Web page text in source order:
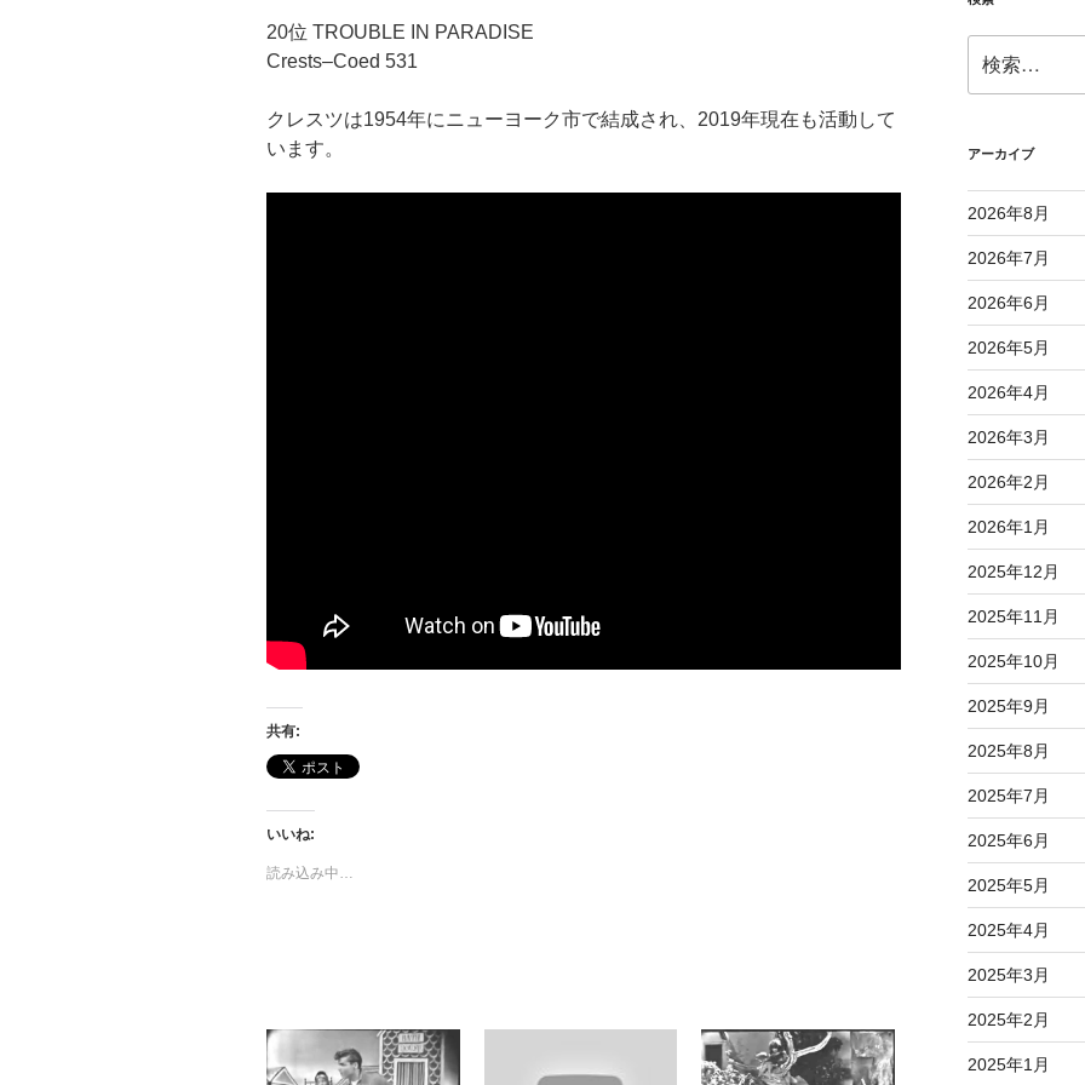
20位 TROUBLE IN PARADISE
Crests–Coed 531
クレスツは1954年にニューヨーク市で結成され、2019年現在も活動して
います。
共有:
いいね:
読み込み中…
索:
アーカイブ
2026年8月
2026年7月
2026年6月
2026年5月
2026年4月
2026年3月
2026年2月
2026年1月
2025年12月
2025年11月
2025年10月
2025年9月
2025年8月
2025年7月
2025年6月
2025年5月
2025年4月
2025年3月
2025年2月
2025年1月